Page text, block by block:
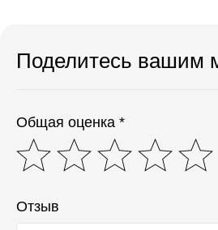
Поделитесь вашим
Общая оценка *
Отзыв